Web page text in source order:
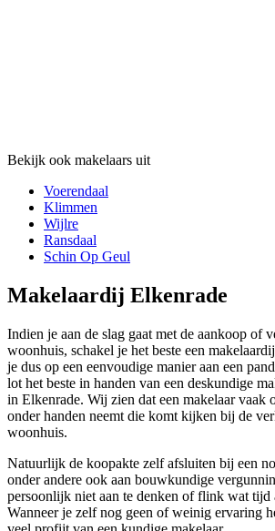
Bekijk ook makelaars uit
Voerendaal
Klimmen
Wijlre
Ransdaal
Schin Op Geul
Makelaardij Elkenrade
Indien je aan de slag gaat met de aankoop of
woonhuis, schakel je het beste een
je dus op een eenvoudige manier aan een
lot het beste in handen van een deskundige
in Elkenrade. Wij zien dat een makelaar vaak
onder handen neemt die komt kijken bij de
woonhuis.
Natuurlijk de koopakte zelf afsluiten bij een
onder andere ook aan bouwkundige
persoonlijk niet aan te denken of flink wat
Wanneer je zelf nog geen of weinig ervaring